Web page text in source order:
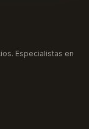
Especialistas en